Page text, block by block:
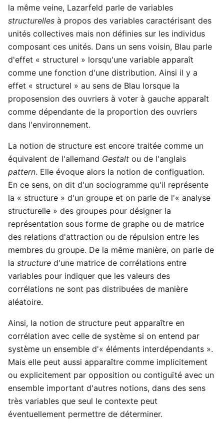
la même veine, Lazarfeld parle de variables
structurelles à propos des variables caractérisant des
unités collectives mais non définies sur les individus
composant ces unités. Dans un sens voisin, Blau parle
d'effet « structurel » lorsqu'une variable apparaît
comme une fonction d'une distribution. Ainsi il y a
effet « structurel » au sens de Blau lorsque la
proposension des ouvriers à voter à gauche apparaît
comme dépendante de la proportion des ouvriers
dans l'environnement.
La notion de structure est encore traitée comme un
équivalent de l'allemand Gestalt ou de l'anglais
pattern. Elle évoque alors la notion de configuation.
En ce sens, on dit d'un sociogramme qu'il représente
la « structure » d'un groupe et on parle de l'« analyse
structurelle » des groupes pour désigner la
représentation sous forme de graphe ou de matrice
des relations d'attraction ou de répulsion entre les
membres du groupe. De la même manière, on parle de
la structure d'une matrice de corrélations entre
variables pour indiquer que les valeurs des
corrélations ne sont pas distribuées de manière
aléatoire.
Ainsi, la notion de structure peut apparaître en
corrélation avec celle de système si on entend par
système un ensemble d'« éléments interdépendants ».
Mais elle peut aussi apparaître comme implicitement
ou explicitement par opposition ou contiguïté avec un
ensemble important d'autres notions, dans des sens
très variables que seul le contexte peut
éventuellement permettre de déterminer.